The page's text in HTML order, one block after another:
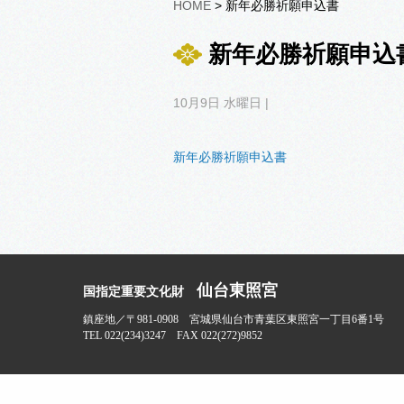
HOME> 新年必勝祈願申込書
新年必勝祈願申込
10月9日 水曜日 |
新年必勝祈願申込書
国指定重要文化財仙台東照宮
鎮座地／〒981-0908 宮城県仙台市青葉区東照宮一丁目6番1号
TEL 022(234)3247 FAX 022(272)9852